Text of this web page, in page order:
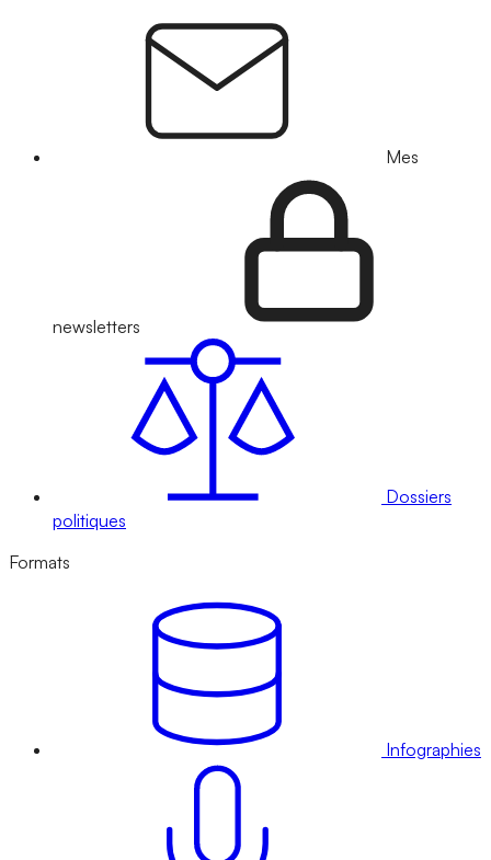
Mes
newsletters
Dossiers
politiques
Formats
Infographies